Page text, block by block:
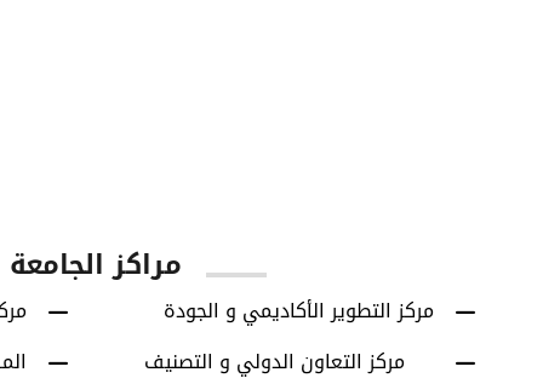
مراكز الجامعة
مركز التطوير الأكاديمي و الجودة
مركز التعاون الدولي و التصنيف